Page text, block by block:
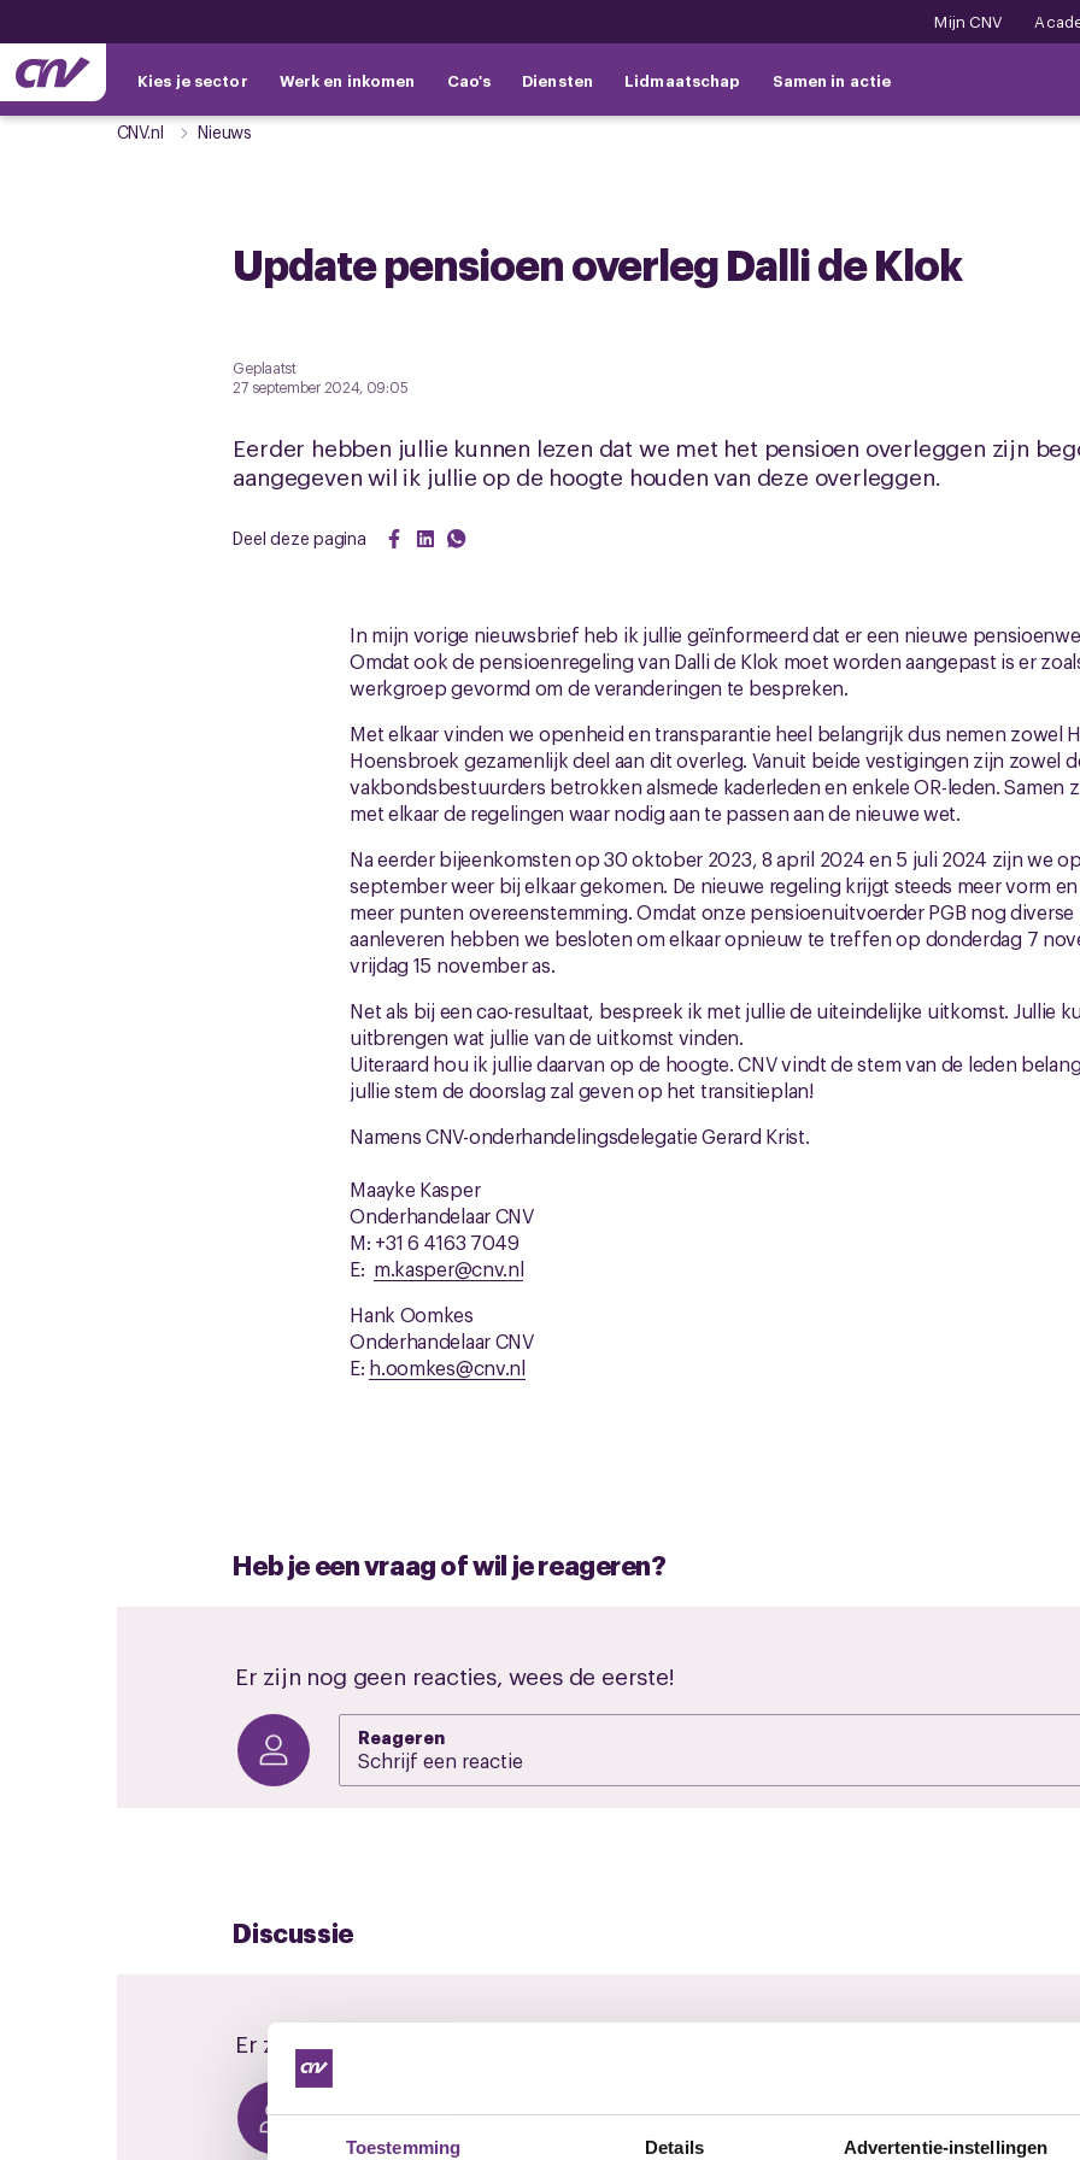
Toestemming Details Advertentie-instellingen
Mijn CNV
Kies je sector Werk en inkomen Cao's Diensten Lidmaatschap Samen in actie
CNV.nl Nieuws
Update pensioen overleg Dalli de Klok
Geplaatst
27 september 2024, 09:05
Eerder hebben jullie kunnen lezen dat we met het pensioen overleggen zijn
aangegeven wil ik jullie op de hoogte houden van deze overleggen.
Deel deze pagina
In mijn vorige nieuwsbrief heb ik jullie geïnformeerd dat er een nieuwe
Omdat ook de pensioenregeling van Dalli de Klok moet worden aangepast is er
werkgroep gevormd om de veranderingen te bespreken.
Met elkaar vinden we openheid en transparantie heel belangrijk dus nemen zowel
Hoensbroek gezamenlijk deel aan dit overleg. Vanuit beide vestigingen zijn zowel
vakbondsbestuurders betrokken alsmede kaderleden en enkele OR-leden. Samen
met elkaar de regelingen waar nodig aan te passen aan de nieuwe wet.
Na eerder bijeenkomsten op 30 oktober 2023, 8 april 2024 en 5 juli 2024 zijn we
september weer bij elkaar gekomen. De nieuwe regeling krijgt steeds meer vorm
meer punten overeenstemming. Omdat onze pensioenuitvoerder PGB nog
aanleveren hebben we besloten om elkaar opnieuw te treffen op donderdag 7
vrijdag 15 november as.
Net als bij een cao-resultaat, bespreek ik met jullie de uiteindelijke uitkomst. Jullie
uitbrengen wat jullie van de uitkomst vinden.
Uiteraard hou ik jullie daarvan op de hoogte. CNV vindt de stem van de leden
jullie stem de doorslag zal geven op het transitieplan!
Namens CNV-onderhandelingsdelegatie Gerard Krist.
Maayke Kasper
Onderhandelaar CNV
M: +31 6 4163 7049
E: m.kasper@cnv.nl
Hank Oomkes
Onderhandelaar CNV
E: h.oomkes@cnv.nl
Heb je een vraag of wil je reageren?
Er zijn nog geen reacties, wees de eerste!
Reageren
Discussie
Er zijn nog geen reacties, wees de eerste!